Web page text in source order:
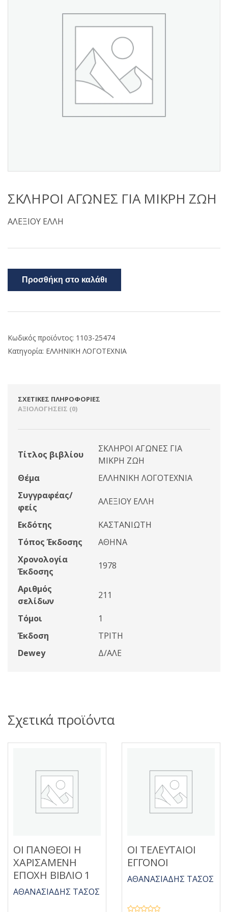
ΣΚΛΗΡΟΙ ΑΓΩΝΕΣ ΓΙΑ ΜΙΚΡΗ ΖΩΗ
ΑΛΕΞΙΟΥ ΕΛΛΗ
Προσθήκη στο καλάθι
Κωδικός προϊόντος: 1103-25474
Κατηγορία: ΕΛΛΗΝΙΚΗ ΛΟΓΟΤΕΧΝΙΑ
ΣΧΕΤΙΚΈΣ ΠΛΗΡΟΦΟΡΊΕΣ
ΑΞΙΟΛΟΓΉΣΕΙΣ (0)
Τίτλος βιβλίου
ΣΚΛΗΡΟΙ ΑΓΩΝΕΣ ΓΙΑ
ΜΙΚΡΗ ΖΩΗ
Θέμα
ΕΛΛΗΝΙΚΗ ΛΟΓΟΤΕΧΝΙΑ
Συγγραφέας/
φείς
ΑΛΕΞΙΟΥ ΕΛΛΗ
Εκδότης
ΚΑΣΤΑΝΙΩΤΗ
Τόπος Έκδοσης
ΑΘΗΝΑ
Χρονολογία
Έκδοσης
1978
Αριθμός
σελίδων
211
Τόμοι
1
Έκδοση
ΤΡΙΤΗ
Dewey
Δ/ΑΛΕ
Σχετικά προϊόντα
ΟΙ ΠΑΝΘΕΟΙ Η
ΧΑΡΙΣΑΜΕΝΗ
ΕΠΟΧΗ ΒΙΒΛΙΟ 1
ΑΘΑΝΑΣΙΑΔΗΣ ΤΑΣΟΣ
ΟΙ ΤΕΛΕΥΤΑΙΟΙ
ΕΓΓΟΝΟΙ
ΑΘΑΝΑΣΙΑΔΗΣ ΤΑΣΟΣ